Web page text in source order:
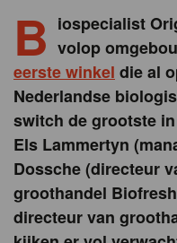
B iospecialist
volop
eerste winkel die al
Nederlandse
switch de grootste
Els Lammertyn
Dossche (directeur
groothandel
directeur van